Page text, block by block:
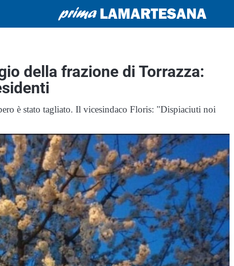
della frazione di Torrazza:
è stato tagliato. Il vicesindaco Floris: "Dispiaciuti noi